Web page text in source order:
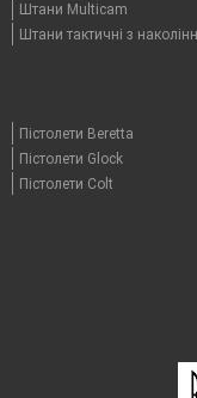
Штани Multicam
Штани тактичні з
Пістолети Beretta
Пістолети Glock
Пістолети Colt